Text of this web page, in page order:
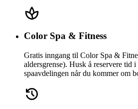
Color Spa & Fitness
Gratis inngang til Color Spa &
aldersgrense). Husk å reservere tid
spaavdelingen når du kommer om